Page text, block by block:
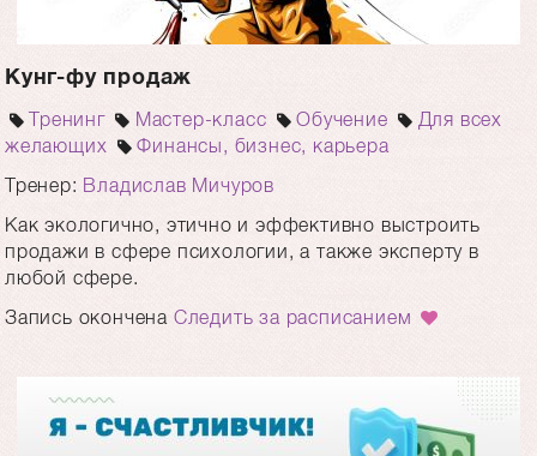
Кунг-фу продаж
Тренинг Мастер-класс Обучение
Для всех
желающих
Финансы, бизнес, карьера
Тренер: Владислав Мичуров
Как экологично, этично и эффективно выстроить
продажи в сфере психологии, а также эксперту в
любой сфере.
Запись окончена Следить за расписанием